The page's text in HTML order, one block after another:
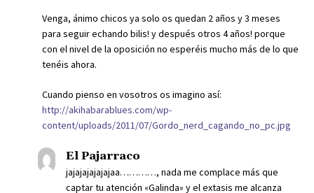
Venga, ánimo chicos ya solo os quedan 2 años y 3 meses
para seguir echando bilis! y después otros 4 años! porque
con el nivel de la oposición no esperéis mucho más de lo que
tenéis ahora.
Cuando pienso en vosotros os imagino así:
http://akihabarablues.com/wp-
content/uploads/2011/07/Gordo_nerd_cagando_no_pc.jpg
El Pajarraco
jajajajajajajaa…………, nada me complace más que
captar tu atención «Galinda» y el extasis me alcanza